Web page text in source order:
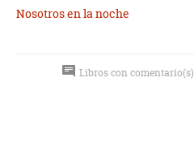
Nosotros en la noche
Libros con comentario(s)